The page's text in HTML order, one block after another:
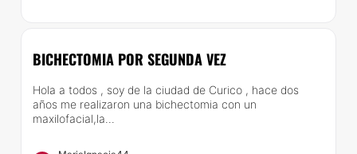
BICHECTOMIA POR SEGUNDA VEZ
Hola a todos , soy de la ciudad de Curico , hace dos
años me realizaron una bichectomia con un
maxilofacial,la...